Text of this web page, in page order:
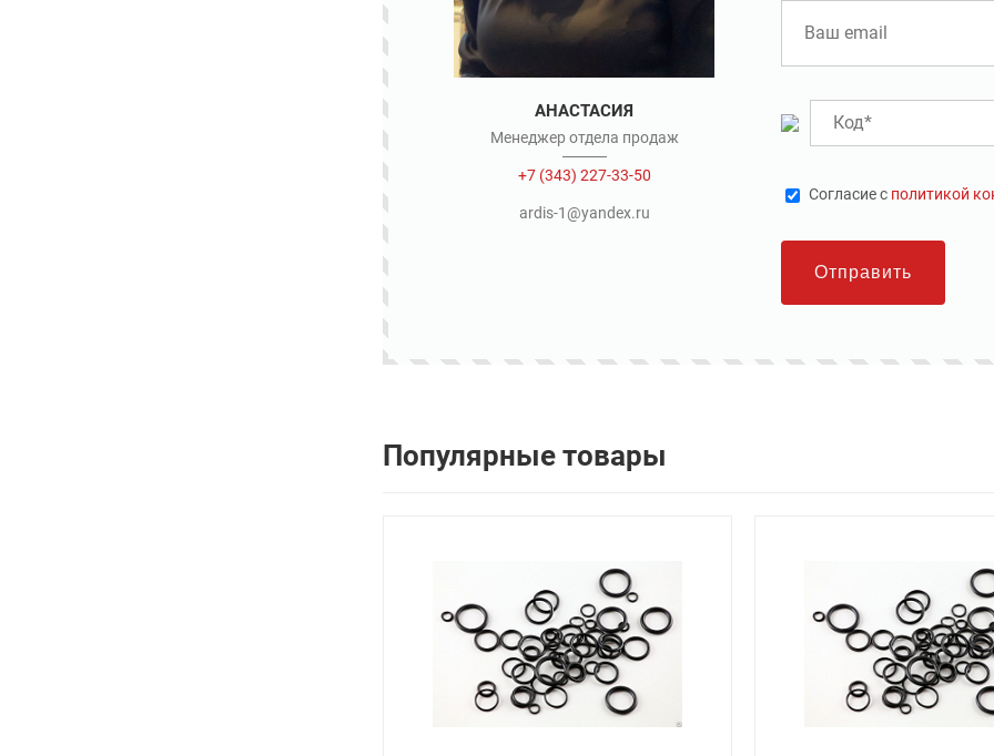
АНАСТАСИЯ
Менеджер отдела продаж
+7 (343) 227-33-50
ardis-1@yandex.ru
Cогласие с политикой
Отправить
Популярные товары